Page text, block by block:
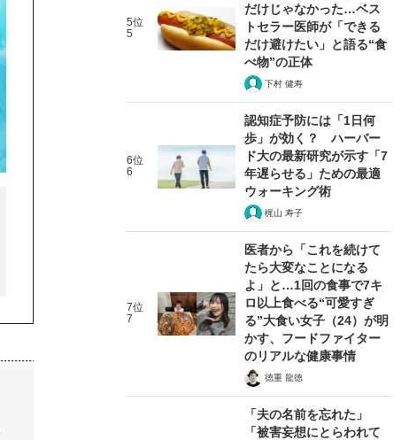
5位
5
だけじゃなかった…ベス
トセラー医師が「できる
だけ避けたい」と語る“食
べ物”の正体
下村 健寿
6位
6
認知症予防には「1日何
歩」が効く？ ハーバー
ド大の最新研究が示す「7
年遅らせる」ための最適
ウォーキング術
梶山 寿子
7位
7
医者から「これを続けて
たら大変なことになる
よ」と…1回の食事で7キ
ロ以上食べる“可愛すぎ
る”大食い女子（24）が明
かす、フードファイター
のリアルな健康事情
徳重 龍徳
「夫の名前を忘れた」
「被害妄想にとらわれて